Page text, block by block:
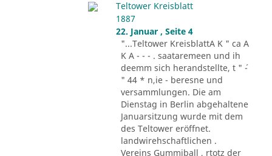
Teltower Kreisblatt
1887
22. Januar , Seite 4
"...Teltower KreisblattA K " ca A
K A - - - . saataremeen und ih
deemm sich herandstellte, t " ´-
" 44 * n,ie - beresne und
versammlungen. Die am
Dienstag in Berlin abgehaltene
Januarsitzung wurde mit dem
des Teltower eröffnet.
landwirehschaftlichen .
Vereins Gummiball , rtotz der